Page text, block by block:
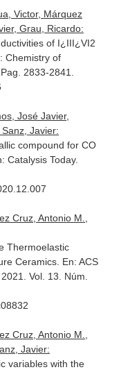
Victor, Márquez
Grau, Ricardo:
of I¿III¿VI2
Chemistry of
2833-2841.
José Javier,
Javier:
compound for CO
Catalysis Today.
Cruz, Antonio M.,
Thermoelastic
Ceramics. En: ACS
Vol. 13. Núm.
Cruz, Antonio M.,
Javier:
variables with the